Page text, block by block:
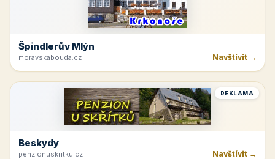
Špindlerův Mlýn
moravskabouda.cz Navštívit →
REKLAMA
Beskydy
penzionuskritku.cz Navštívit →